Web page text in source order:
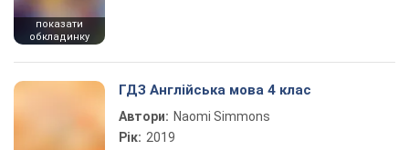
показати
обкладинку
ГДЗ Англійська мова 4 клас
Автори: Naomi Simmons
Рік: 2019